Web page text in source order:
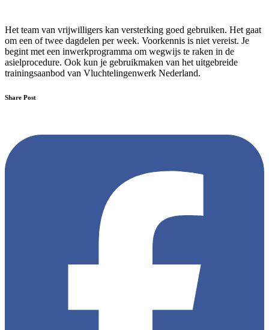
Het team van vrijwilligers kan versterking goed gebruiken. Het gaat
om een of twee dagdelen per week. Voorkennis is niet vereist. Je
begint met een inwerkprogramma om wegwijs te raken in de
asielprocedure. Ook kun je gebruikmaken van het uitgebreide
trainingsaanbod van Vluchtelingenwerk Nederland.
Share Post